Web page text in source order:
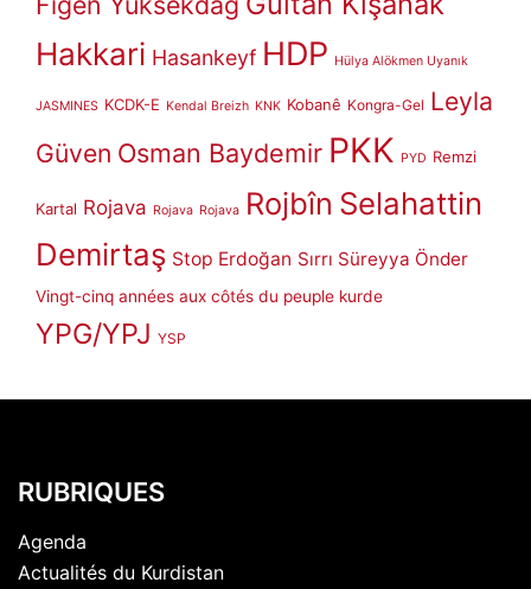
Hakkari Hasankeyf HDP Hülya Alökmen Uyanık
JASMINES KCDK-E Kendal Breizh KNK Kobanê Kongra-Gel Leyla
Güven Osman Baydemir PKK PYD Remzi
Kartal Rojava Rojava Rojava Rojbîn Selahattin
Demirtaş Stop Erdoğan Sırrı Süreyya Önder
Vingt-cinq années aux côtés du peuple kurde
YPG/YPJ YSP
RUBRIQUES
Agenda
Actualités du Kurdistan